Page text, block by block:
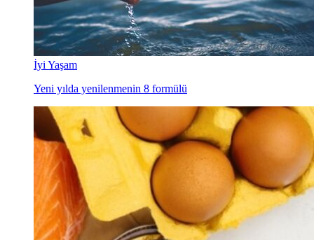
İyi Yaşam
Yeni yılda yenilenmenin 8 formülü